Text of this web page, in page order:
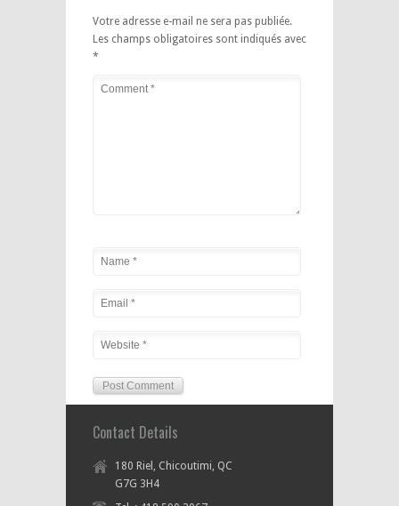
Votre adresse e-mail ne sera pas publiée.
Les champs obligatoires sont indiqués avec
*
Contact Details
180 Riel, Chicoutimi, QC
G7G 3H4